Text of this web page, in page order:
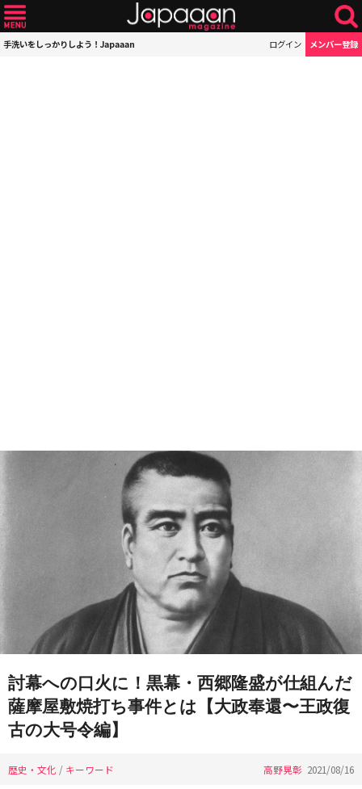
手洗いをしっかりしよう！Japaaan ログイン メンバー登録
討幕への口火に！黒幕・西郷隆盛が仕組んだ
薩摩屋敷焼打ち事件とは【大政奉還〜王政復
古の大号令編】
歴史・文化 / キーワード 高野晃彰 2021/08/16